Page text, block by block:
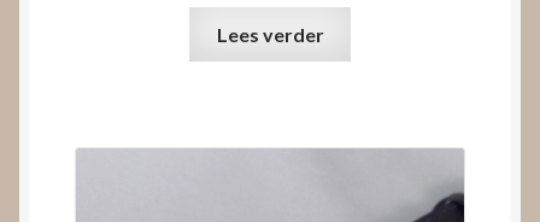
Lees verder